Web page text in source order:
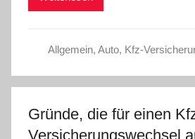
Allgemein, Auto, Kfz-
Gründe, die für einen
Versicherungswechsel